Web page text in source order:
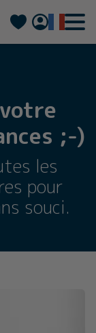
Deutsch
;-)
les
pour
souci.